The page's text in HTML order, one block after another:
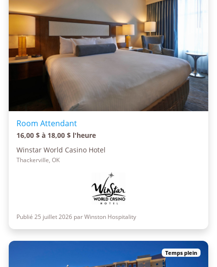
Room Attendant
16,00 $ à 18,00 $ l'heure
Winstar World Casino Hotel
Thackerville, OK
Publié 25 juillet 2026 par Winston Hospitality
Temps plein